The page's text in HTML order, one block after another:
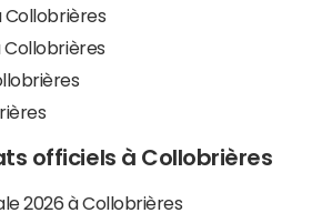
Collobrières
Collobrières
officiels à Collobrières
2026 à Collobrières